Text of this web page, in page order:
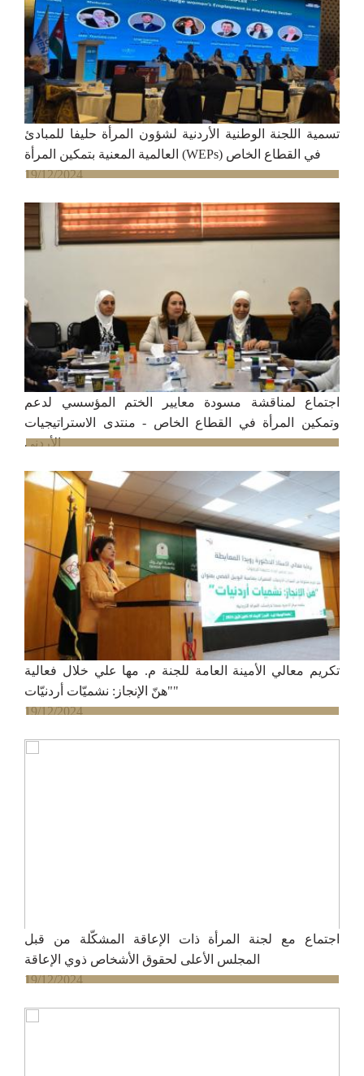
تسمية اللجنة الوطنية الأردنية لشؤون المرأة حليفا للمبادئ
العالمية المعنية بتمكين المرأة (WEPs) في القطاع الخاص
19/12/2024
اجتماع لمناقشة مسودة معايير الختم المؤسسي لدعم
وتمكين المرأة في القطاع الخاص - منتدى الاستراتيجيات
الأردني
تكريم معالي الأمينة العامة للجنة م. مها علي خلال فعالية
"هنّ الإنجاز: نشميّات أردنيّات"
19/12/2024
اجتماع مع لجنة المرأة ذات الإعاقة المشكّلة من قبل
المجلس الأعلى لحقوق الأشخاص ذوي الإعاقة
19/12/2024